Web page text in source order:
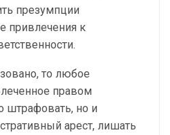
презумпции
привлечения к
то любое
правом
штрафовать, но и
арест, лишать